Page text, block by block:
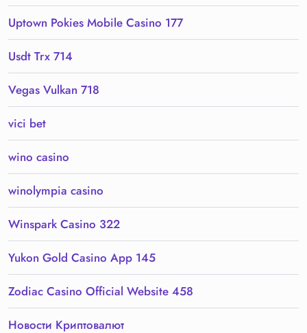
Uptown Pokies Mobile Casino 177
Usdt Trx 714
Vegas Vulkan 718
vici bet
wino casino
winolympia casino
Winspark Casino 322
Yukon Gold Casino App 145
Zodiac Casino Official Website 458
Новости Криптовалют